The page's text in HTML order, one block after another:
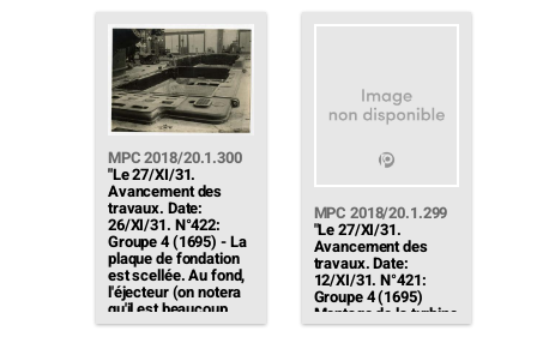
portique avec sa
cabine. Au fond, les
soles doseuses"
commence les
remplissages des
MPC 2018/20.1.300
"Le 27/XI/31.
Avancement des
travaux. Date:
26/XI/31. N°422:
Groupe 4 (1695) - La
plaque de fondation
est scellée. Au fond,
l'éjecteur (on notera
qu'il est beaucoup
plus grand que celui
MPC 2018/20.1.299
"Le 27/XI/31.
Avancement des
travaux. Date:
12/XI/31. N°421:
Groupe 4 (1695)
Montage de la turbine
en cours. Plancheren